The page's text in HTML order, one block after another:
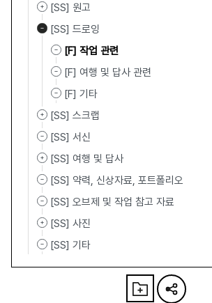
[SS] 원고
[SS] 드로잉
[F] 작업 관련
[F] 여행 및 답사 관련
[F] 기타
[SS] 스크랩
[SS] 서신
[SS] 여행 및 답사
[SS] 약력, 신상자료, 포트폴리오
[SS] 오브제 및 작업 참고 자료
[SS] 사진
[SS] 기타